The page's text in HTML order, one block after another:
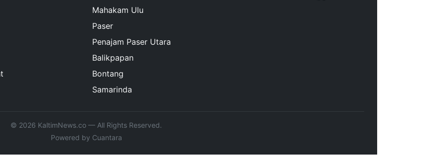
Mahakam Ulu
Paser
Penajam Paser Utara
Balikpapan
Bontang
Samarinda
© 2026 KaltimNews.co — All Rights Reserved.
Powered by Cuantara